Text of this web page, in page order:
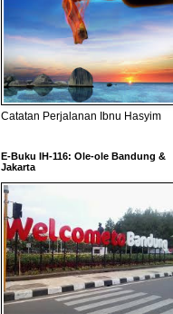
Catatan Perjalanan Ibnu Hasyim
E-Buku IH-116: Ole-ole Bandung &
Jakarta